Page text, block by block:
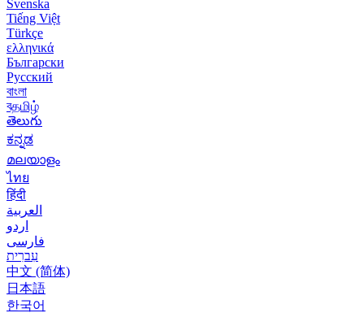
Svenska
Tiếng Việt
Türkçe
ελληνικά
Български
Русский
বাংলা
বதமிழ்
తెలుగు
ಕನ್ನಡ
മലയാളം
ไทย
हिंदी
العربية
اردو
فارسی
עִברִית
中文 (简体)
日本語
한국어